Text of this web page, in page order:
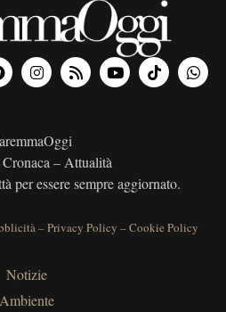
– Attualità
per essere sempre aggiornato.
–Privacy Policy –Cookie Policy
Notizie
Ambiente